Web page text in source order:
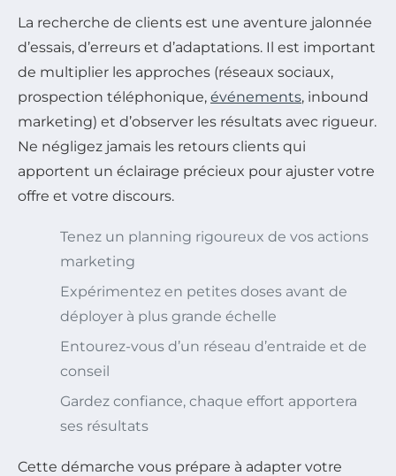
La recherche de clients est une aventure jalonnée
d’essais, d’erreurs et d’adaptations. Il est important
de multiplier les approches (réseaux sociaux,
prospection téléphonique, événements, inbound
marketing) et d’observer les résultats avec rigueur.
Ne négligez jamais les retours clients qui
apportent un éclairage précieux pour ajuster votre
offre et votre discours.
Tenez un planning rigoureux de vos actions
marketing
Expérimentez en petites doses avant de
déployer à plus grande échelle
Entourez-vous d’un réseau d’entraide et de
conseil
Gardez confiance, chaque effort apportera
ses résultats
Cette démarche vous prépare à adapter votre